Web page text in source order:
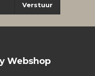
Verstuur
Webshop